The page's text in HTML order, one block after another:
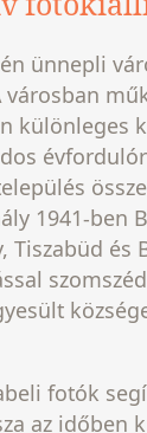
ünnepli
különleges
1941-ben
Tiszabüd és
fotók
az időben